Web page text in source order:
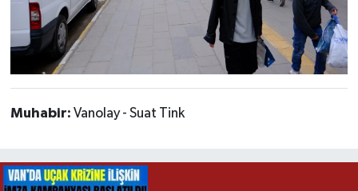
Muhabir: Vanolay - Suat Tink